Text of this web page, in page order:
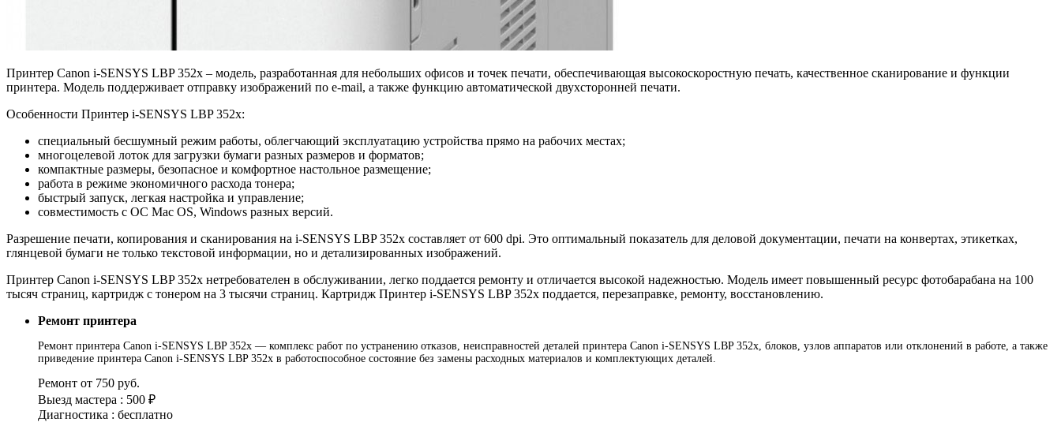
Принтер Canon i-SENSYS LBP 352x – модель, разработанная для небольших офисов и точек печати, обеспечивающая высокоскоростную печать, качественное сканирование и функции
принтера. Модель поддерживает отправку изображений по e-mail, а также функцию автоматической двухсторонней печати.
Особенности Принтер i-SENSYS LBP 352x:
специальный бесшумный режим работы, облегчающий эксплуатацию устройства прямо на рабочих местах;
многоцелевой лоток для загрузки бумаги разных размеров и форматов;
компактные размеры, безопасное и комфортное настольное размещение;
работа в режиме экономичного расхода тонера;
быстрый запуск, легкая настройка и управление;
совместимость с ОС Mac OS, Windows разных версий.
Разрешение печати, копирования и сканирования на i-SENSYS LBP 352x составляет от 600 dpi. Это оптимальный показатель для деловой документации, печати на конвертах, этикетках,
глянцевой бумаги не только текстовой информации, но и детализированных изображений.
Принтер Canon i-SENSYS LBP 352x нетребователен в обслуживании, легко поддается ремонту и отличается высокой надежностью. Модель имеет повышенный ресурс фотобарабана на 100
тысяч страниц, картридж с тонером на 3 тысячи страниц. Картридж Принтер i-SENSYS LBP 352x поддается, перезаправке, ремонту, восстановлению.
Ремонт принтера
Ремонт принтера Canon i-SENSYS LBP 352x — комплекс работ по устранению отказов, неисправностей деталей принтера Canon i-SENSYS LBP 352x, блоков, узлов аппаратов или отклонений в работе, а также
приведение принтера Canon i-SENSYS LBP 352x в работоспособное состояние без замены расходных материалов и комплектующих деталей.
Ремонт от 750 руб.
Выезд мастера : 500 ₽
Диагностика : бесплатно